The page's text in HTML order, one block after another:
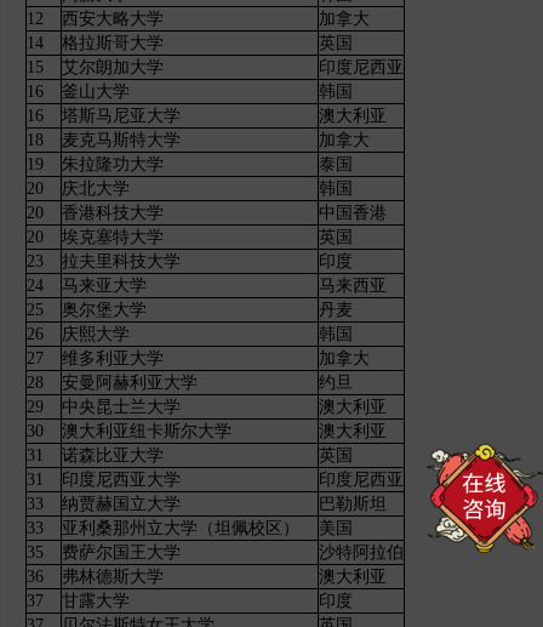
12
西安大略大学
加拿大
14
格拉斯哥大学
英国
15
艾尔朗加大学
印度尼西亚
16
釜山大学
韩国
16
塔斯马尼亚大学
澳大利亚
18
麦克马斯特大学
加拿大
19
朱拉隆功大学
泰国
20
庆北大学
韩国
20
香港科技大学
中国香港
20
埃克塞特大学
英国
23
拉夫里科技大学
印度
24
马来亚大学
马来西亚
25
奥尔堡大学
丹麦
26
庆熙大学
韩国
27
维多利亚大学
加拿大
28
安曼阿赫利亚大学
约旦
29
中央昆士兰大学
澳大利亚
30
澳大利亚纽卡斯尔大学
澳大利亚
31
诺森比亚大学
英国
31
印度尼西亚大学
印度尼西亚
33
纳贾赫国立大学
巴勒斯坦
33
亚利桑那州立大学（坦佩校区）
美国
35
费萨尔国王大学
沙特阿拉伯
36
弗林德斯大学
澳大利亚
37
甘露大学
印度